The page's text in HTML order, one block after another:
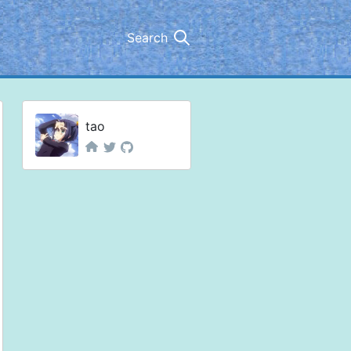
Search
tao